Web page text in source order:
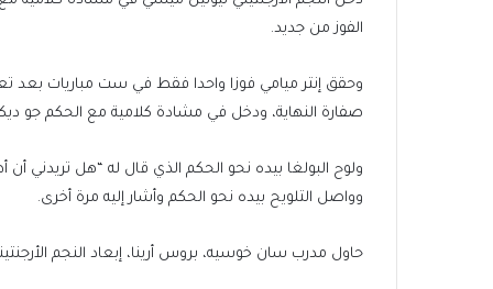
الفوز من جديد.
صفارة النهاية، ودخل في مشادة كلامية مع الحكم جو
ولوح البولغا بيده نحو الحكم الذي قال له “هل
وواصل التلويح بيده نحو الحكم وأشار إليه مرة أخرى.
حاول مدرب سان خوسيه، بروس أرينا، إبعاد النجم